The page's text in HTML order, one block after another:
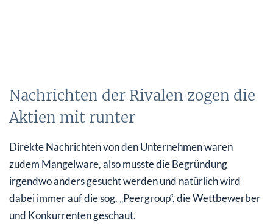
Nachrichten der Rivalen zogen die
Aktien mit runter
Direkte Nachrichten von den Unternehmen waren
zudem Mangelware, also musste die Begründung
irgendwo anders gesucht werden und natürlich wird
dabei immer auf die sog. „Peergroup“, die Wettbewerber
und Konkurrenten geschaut.